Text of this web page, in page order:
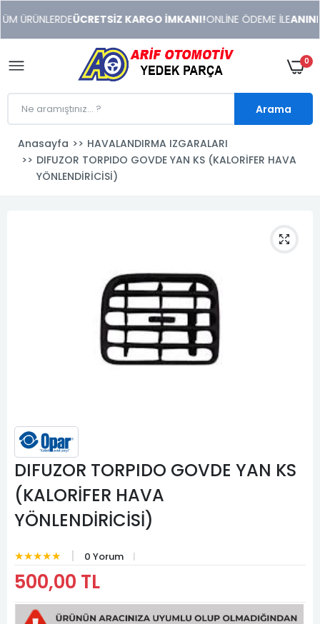
xonusu
veren
sitolar
ÜRÜNLERDEÜCRETSİZ KARGO İMKANI!ONLİNE ÖDEME İLE
0
Arama
Anasayfa
HAVALANDIRMA IZGARALARI
DIFUZOR TORPIDO GOVDE YAN KS (KALORİFER HAVA
YÖNLENDİRİCİSİ)
DIFUZOR TORPIDO GOVDE YAN KS
(KALORİFER HAVA
YÖNLENDİRİCİSİ)
★★★★★ 0 Yorum
500,00 TL